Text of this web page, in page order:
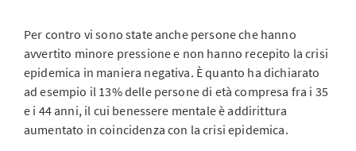
Per contro vi sono state anche persone che hanno
avvertito minore pressione e non hanno recepito la crisi
epidemica in maniera negativa. È quanto ha dichiarato
ad esempio il 13% delle persone di età compresa fra i 35
e i 44 anni, il cui benessere mentale è addirittura
aumentato in coincidenza con la crisi epidemica.